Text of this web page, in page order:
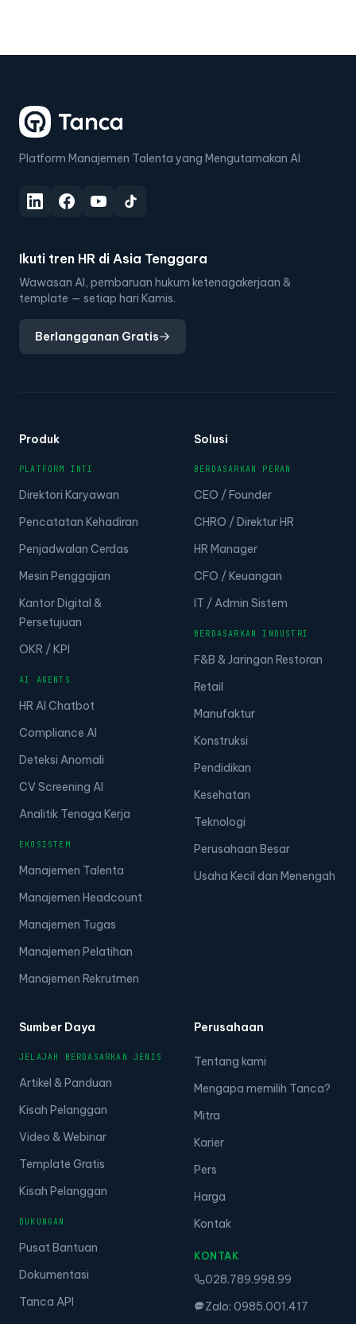
Platform Manajemen Talenta yang Mengutamakan AI
Ikuti tren HR di Asia Tenggara
Wawasan AI, pembaruan hukum ketenagakerjaan &
template — setiap hari Kamis.
Berlangganan Gratis
Produk
PLATFORM INTI
Direktori Karyawan
Pencatatan Kehadiran
Penjadwalan Cerdas
Mesin Penggajian
Kantor Digital &
Persetujuan
OKR / KPI
AI AGENTS
HR AI Chatbot
Compliance AI
Deteksi Anomali
CV Screening AI
Analitik Tenaga Kerja
EKOSISTEM
Manajemen Talenta
Manajemen Headcount
Manajemen Tugas
Manajemen Pelatihan
Manajemen Rekrutmen
Solusi
BERDASARKAN PERAN
CEO / Founder
CHRO / Direktur HR
HR Manager
CFO / Keuangan
IT / Admin Sistem
BERDASARKAN INDUSTRI
F&B & Jaringan Restoran
Retail
Manufaktur
Konstruksi
Pendidikan
Kesehatan
Teknologi
Perusahaan Besar
Usaha Kecil dan Menengah
Sumber Daya
JELAJAH BERDASARKAN JENIS
Artikel & Panduan
Kisah Pelanggan
Video & Webinar
Template Gratis
Kisah Pelanggan
DUKUNGAN
Pusat Bantuan
Dokumentasi
Tanca API
Perusahaan
Tentang kami
Mengapa memilih Tanca?
Mitra
Karier
Pers
Harga
Kontak
KONTAK
028.789.998.99
Zalo: 0985.001.417